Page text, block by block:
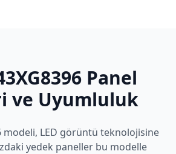
Panel
ve Uyumluluk
modeli, LED görüntü teknolojisine
yedek paneller bu modelle